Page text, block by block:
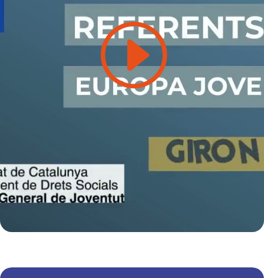
Feu clic per acceptar màrqueting galetes
i activar aquest contingut